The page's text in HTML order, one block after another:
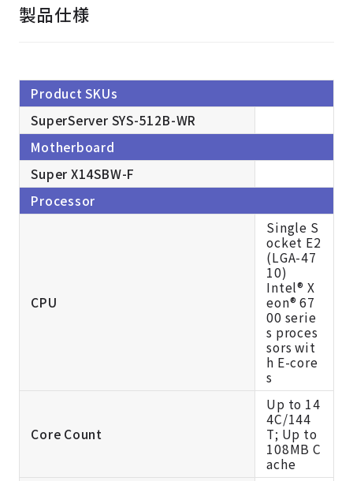
製品仕様
Product SKUs
SuperServer SYS-512B-WR
Motherboard
Super X14SBW-F
Processor
CPU
Single S
ocket E2
(LGA-47
10)
Intel® X
eon® 67
00 serie
s proces
sors wit
h E-core
s
Core Count
Up to 14
4C/144
T; Up to
108MB C
ache